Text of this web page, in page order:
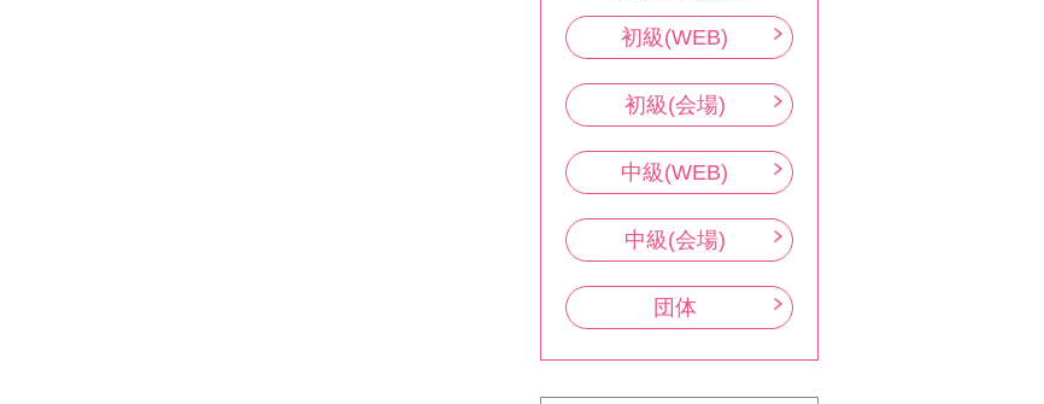
初級(WEB)
初級(会場)
中級(WEB)
中級(会場)
団体